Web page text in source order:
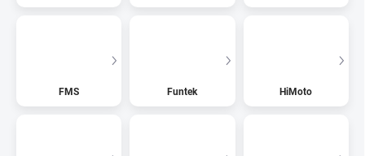
FMS Funtek HiMoto